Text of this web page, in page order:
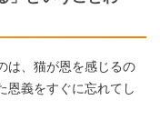
は、猫が恩を感じるの
恩義をすぐに忘れてし